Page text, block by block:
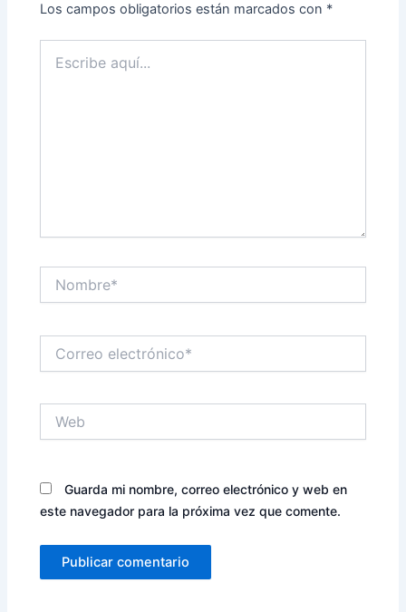
Los campos obligatorios están marcados con *
aquí...
electrónico*
Guarda mi nombre, correo electrónico y web en
este navegador para la próxima vez que comente.